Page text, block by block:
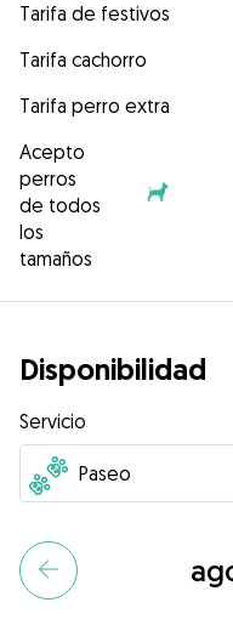
Tarifa de festivos
Tarifa cachorro
Tarifa perro extra
Acepto
perros
de todos
los
tamaños
Disponibilidad
Servicio